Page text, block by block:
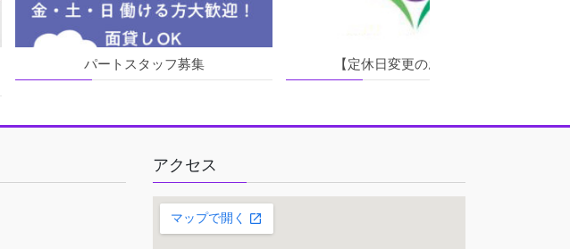
パートスタッフ募集 【定休日変更のお知らせ】
アクセス